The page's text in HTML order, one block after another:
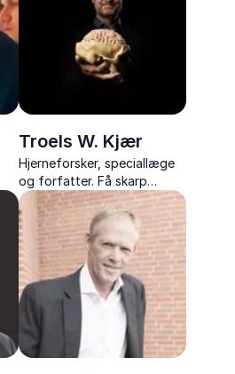
planlægning i hverdagen.
Troels W. Kjær
Hjerneforsker, speciallæge
og forfatter. Få skarp
indsigt i hjernens potentiale
og hvordan vi styrker den
gennem mental træning.